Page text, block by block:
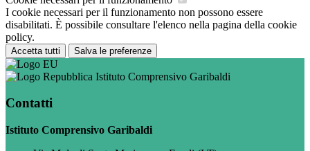
I cookie necessari per il funzionamento non possono essere
disabilitati. È possibile consultare l'elenco nella pagina della cookie
policy.
Accetta tutti Salva le preferenze
Istituto Comprensivo Garibaldi
Contatti
Istituto Comprensivo Garibaldi